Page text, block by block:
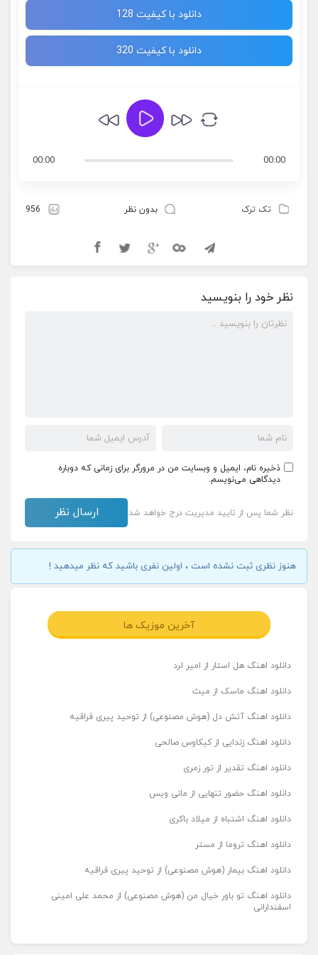
دانلود با کیفیت 128
دانلود با کیفیت 320
00:00
00:00
تک ترک بدون نظر 956
نظر خود را بنویسید
ذخیره نام، ایمیل و وبسایت من در مرورگر برای زمانی که دوباره
دیدگاهی می‌نویسم.
نظر شما پس از تایید مدیریت درج خواهد شد
هنوز نظری ثبت نشده است ، اولین نفری باشید که نظر میدهید !
آخرین موزیک ها
دانلود اهنگ هل استار از امیر لرد
دانلود اهنگ ماسک از میث
دانلود اهنگ آتش دل (هوش مصنوعی) از توحید پیری قراقیه
دانلود اهنگ زندایی از کیکاوس صالحی
دانلود اهنگ تقدیر از تور زمری
دانلود اهنگ حضور تنهایی از مانی ویس
دانلود اهنگ اشتباه از میلاد باکری
دانلود اهنگ تروما از مستر
دانلود اهنگ بیمار (هوش مصنوعی) از توحید پیری قراقیه
دانلود اهنگ تو باور خیال من (هوش مصنوعی) از محمد علی امینی
اسفندارانی